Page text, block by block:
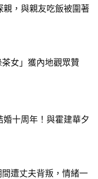
，與親友吃飯被圍著
女」獲內地觀眾贊
十周年！與霍建華夕
遭丈夫背叛，情緒一